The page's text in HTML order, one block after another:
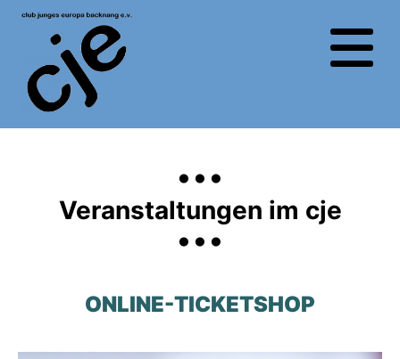
...
Veranstaltungen im cje
...
ONLINE-TICKETSHOP